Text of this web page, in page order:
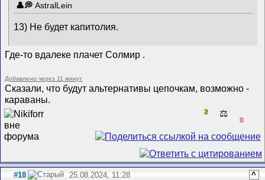
AstralLein
13) Не будет капитолия.
Где-то вдалеке плачет Солмир .
Добавлено через 11 минут
Сказали, что будут альтернативы цепочкам, возможно -
караваны.
2 ⚖️
0
#18 25.08.2024, 11:28 ^